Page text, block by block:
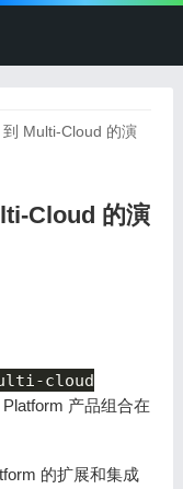
Multi-Cloud 的演
Cloud 的演
cloud
产品组合在
的扩展和集成